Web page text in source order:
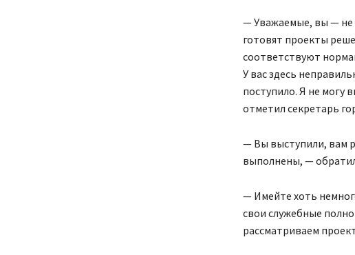
— Уважаемые, вы — не
готовят проекты
соответствуют
У вас здесь
поступило. Я не могу
отметил секретарь
— Вы выступили, вам
выполнены, —
— Имейте хоть
свои служебные
рассматриваем